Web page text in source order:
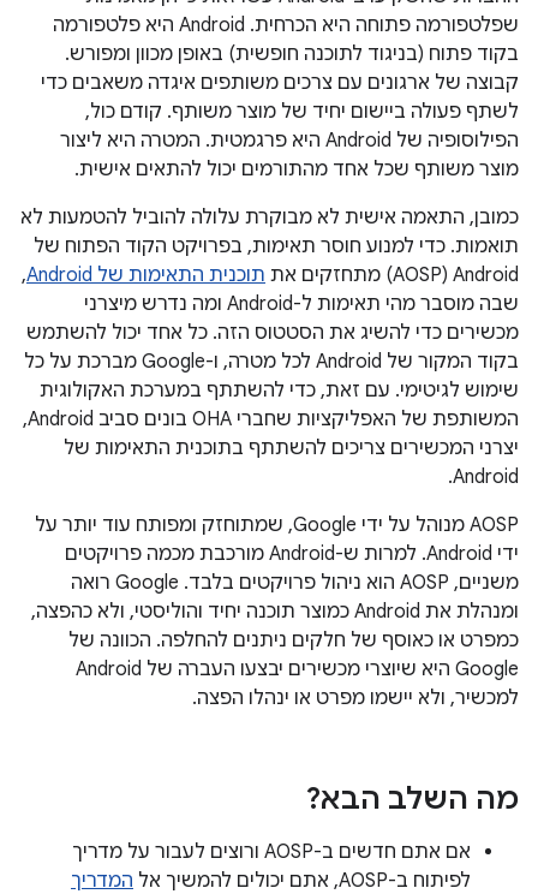
שפלטפורמה פתוחה היא הכרחית. ‫Android היא פלטפורמה
בקוד פתוח (בניגוד לתוכנה חופשית) באופן מכוון ומפורש.
קבוצה של ארגונים עם צרכים משותפים איגדה משאבים כדי
לשתף פעולה ביישום יחיד של מוצר משותף. קודם כול,
הפילוסופיה של Android היא פרגמטית. המטרה היא ליצור
מוצר משותף שכל אחד מהתורמים יכול להתאים אישית.
כמובן, התאמה אישית לא מבוקרת עלולה להוביל להטמעות לא
תואמות. כדי למנוע חוסר תאימות, בפרויקט הקוד הפתוח של
Android‏ (AOSP) מתחזקים את
תוכנית התאימות של Android
,
שבה מוסבר מהי תאימות ל-Android ומה נדרש מיצרני
מכשירים כדי להשיג את הסטטוס הזה. כל אחד יכול להשתמש
בקוד המקור של Android לכל מטרה, ו-Google מברכת על כל
שימוש לגיטימי. עם זאת, כדי להשתתף במערכת האקולוגית
המשותפת של האפליקציות שחברי OHA בונים סביב Android,
יצרני המכשירים צריכים להשתתף בתוכנית התאימות של
Android.
‫AOSP מנוהל על ידי Google, שמתוחזק ומפותח עוד יותר על
ידי Android. למרות ש-Android מורכבת מכמה פרויקטים
משניים, AOSP הוא ניהול פרויקטים בלבד. ‫Google רואה
ומנהלת את Android כמוצר תוכנה יחיד והוליסטי, ולא כהפצה,
כמפרט או כאוסף של חלקים ניתנים להחלפה. הכוונה של
Google היא שיוצרי מכשירים יבצעו העברה של Android
למכשיר, ולא יישמו מפרט או ינהלו הפצה.
מה השלב הבא?
אם אתם חדשים ב-AOSP ורוצים לעבור על מדריך
לפיתוח ב-AOSP, אתם יכולים להמשיך אל
המדריך